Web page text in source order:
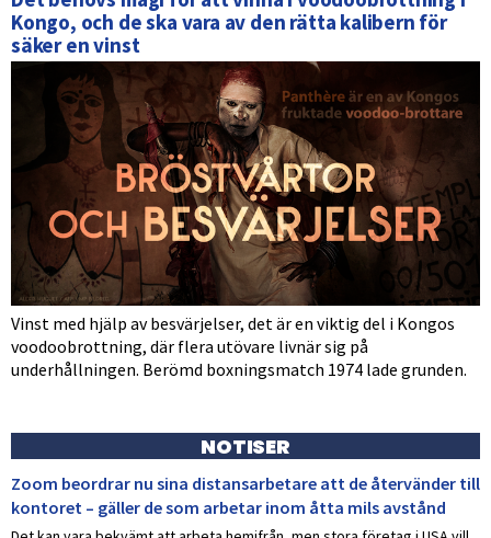
Kongo, och de ska vara av den rätta kalibern för
säker en vinst
Vinst med hjälp av besvärjelser, det är en viktig del i Kongos
voodoobrottning, där flera utövare livnär sig på
underhållningen. Berömd boxningsmatch 1974 lade grunden.
NOTISER
Zoom beordrar nu sina distansarbetare att de återvänder till
kontoret – gäller de som arbetar inom åtta mils avstånd